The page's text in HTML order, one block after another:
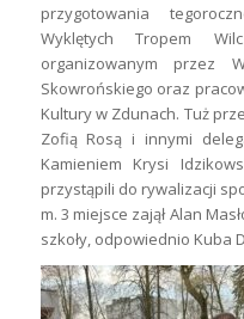
przygotowania
Wyklętych Tropem
organizowanym przez
Skowrońskiego oraz
Kultury w Zdunach. Tuż
Zofią Rosą i innymi
Kamieniem Krysi
przystąpili do rywalizacji
m. 3 miejsce zajął Alan
szkoły, odpowiednio Kuba